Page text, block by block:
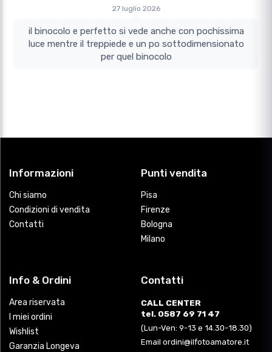
27 luglio 2026
il binocolo e perfetto si vede anche con pochissima
luce mentre il treppiede e un po sottodimensionato
per quel binocolo
Informazioni
Chi siamo
Condizioni di vendita
Contatti
Punti vendita
Pisa
Firenze
Bologna
Milano
Info & Ordini
Area riservata
I miei ordini
Wishlist
Garanzia Longeva
Contatti
CALL CENTER
tel. 0587 69 71 47
(Lun-Ven: 9-13 e 14.30-18.30)
Email ordini@ilfotoamatore.it